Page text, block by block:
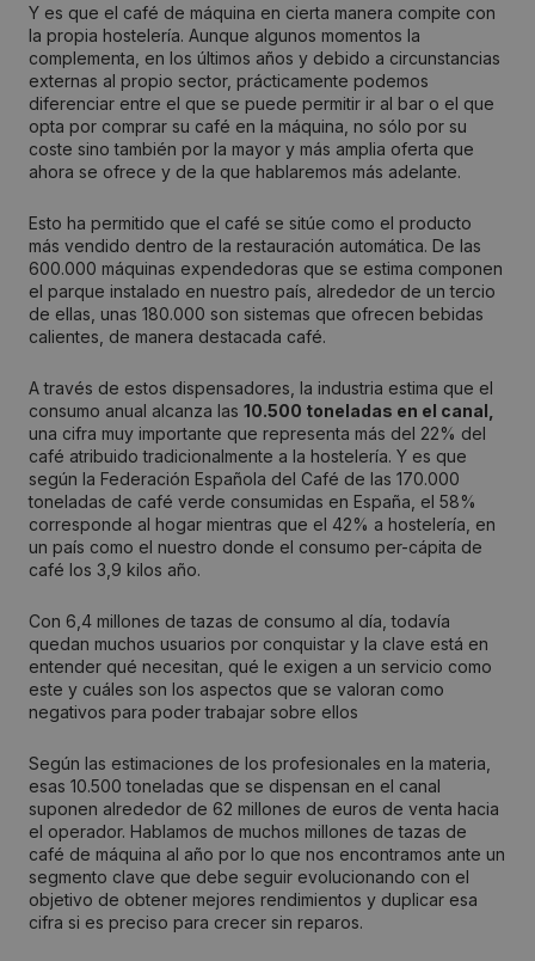
Y es que el café de máquina en cierta manera compite con
la propia hostelería. Aunque algunos momentos la
complementa, en los últimos años y debido a circunstancias
externas al propio sector, prácticamente podemos
diferenciar entre el que se puede permitir ir al bar o el que
opta por comprar su café en la máquina, no sólo por su
coste sino también por la mayor y más amplia oferta que
ahora se ofrece y de la que hablaremos más adelante.
Esto ha permitido que el café se sitúe como el producto
más vendido dentro de la restauración automática. De las
600.000 máquinas expendedoras que se estima componen
el parque instalado en nuestro país, alrededor de un tercio
de ellas, unas 180.000 son sistemas que ofrecen bebidas
calientes, de manera destacada café.
A través de estos dispensadores, la industria estima que el
consumo anual alcanza las 10.500 toneladas en el canal,
una cifra muy importante que representa más del 22% del
café atribuido tradicionalmente a la hostelería. Y es que
según la Federación Española del Café de las 170.000
toneladas de café verde consumidas en España, el 58%
corresponde al hogar mientras que el 42% a hostelería, en
un país como el nuestro donde el consumo per-cápita de
café los 3,9 kilos año.
Con 6,4 millones de tazas de consumo al día, todavía
quedan muchos usuarios por conquistar y la clave está en
entender qué necesitan, qué le exigen a un servicio como
este y cuáles son los aspectos que se valoran como
negativos para poder trabajar sobre ellos
Según las estimaciones de los profesionales en la materia,
esas 10.500 toneladas que se dispensan en el canal
suponen alrededor de 62 millones de euros de venta hacia
el operador. Hablamos de muchos millones de tazas de
café de máquina al año por lo que nos encontramos ante un
segmento clave que debe seguir evolucionando con el
objetivo de obtener mejores rendimientos y duplicar esa
cifra si es preciso para crecer sin reparos.